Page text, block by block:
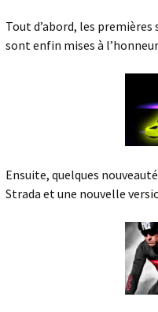
Tout d’abord, les
sont enfin mises à
Ensuite, quelques
Strada et une nouvelle